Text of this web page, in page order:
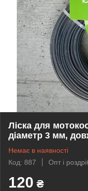
Ліска для
діаметр 3 мм,
Немає в наявності
Код: 887
Опт і
120 ₴